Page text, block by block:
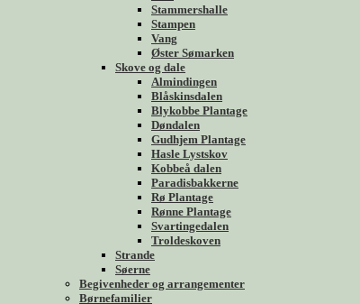
Stammershalle
Stampen
Vang
Øster Sømarken
Skove og dale
Almindingen
Blåskinsdalen
Blykobbe Plantage
Døndalen
Gudhjem Plantage
Hasle Lystskov
Kobbeå dalen
Paradisbakkerne
Rø Plantage
Rønne Plantage
Svartingedalen
Troldeskoven
Strande
Søerne
Begivenheder og arrangementer
Børnefamilier